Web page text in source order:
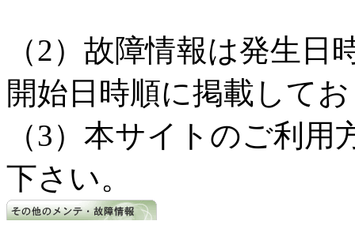
（2）故障情報は発生
開始日時順に掲載して
（3）本サイトのご利用
下さい。